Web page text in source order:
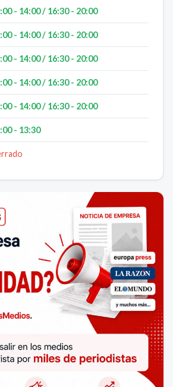
- 14:00 / 16:30 - 20:00
- 14:00 / 16:30 - 20:00
- 14:00 / 16:30 - 20:00
- 14:00 / 16:30 - 20:00
- 14:00 / 16:30 - 20:00
- 13:30